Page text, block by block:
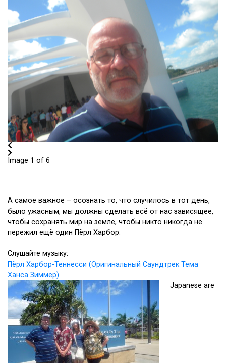
Image 1 of 6
А самое важное – осознать то, что случилось в тот день,
было ужасным, мы должны сделать всё от нас зависящее,
чтобы сохранять мир на земле, чтобы никто никогда не
пережил ещё один Пёрл Харбор.
Слушайте музыку:
Пёрл Харбор-Теннесси (Оригинальный Саундтрек Тема
Ханса Зиммер)
Japanese are